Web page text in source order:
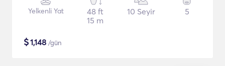
Yelkenli Yat
48 ft
15 m
10 Seyir 5
$1,148 /gün